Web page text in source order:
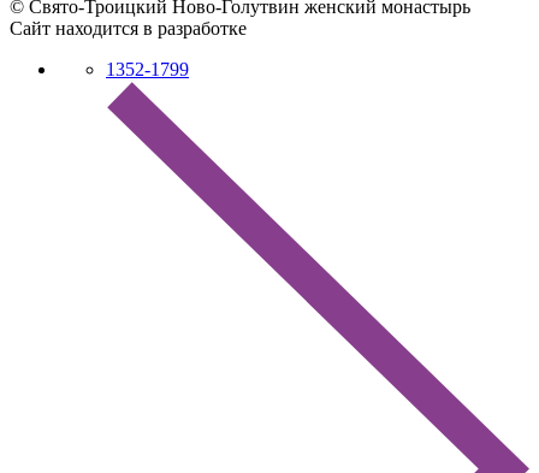
© Свято-Троицкий Ново-Голутвин женский монастырь
Сайт находится в разработке
1352-1799